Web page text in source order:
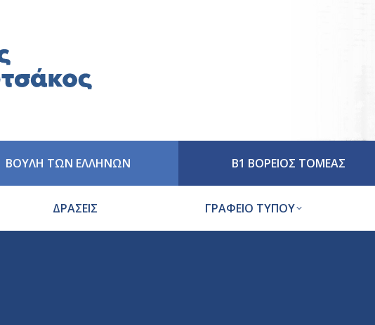
ΒΟΥΛΗ ΤΩΝ ΕΛΛΗΝΩΝ Β1 ΒΟΡΕΙΟΣ ΤΟΜΕΑΣ
ΔΡΑΣΕΙΣ ΓΡΑΦΕΙΟ ΤΥΠΟΥ